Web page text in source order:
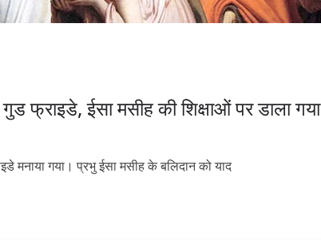
फ्राइडे, ईसा मसीह की शिक्षाओं पर डाला गया
मनाया गया। प्रभु ईसा मसीह के बलिदान को याद